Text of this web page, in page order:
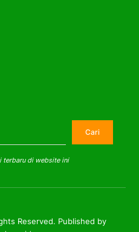
Cari
terbaru di website ini
Reserved. Published by